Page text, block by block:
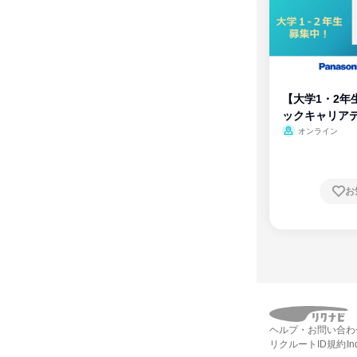
【大学1・2
ックキャリア
ム
オンライン
お
ヘルプ・お問い合
リクルートID規約